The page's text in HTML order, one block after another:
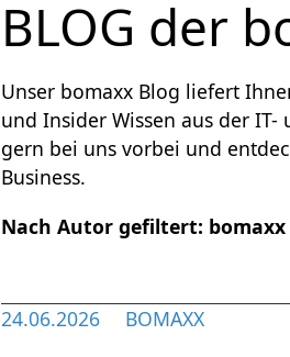
BLOG der
Unser bomaxx Blog liefert
und Insider Wissen aus der
gern bei uns vorbei und
Business.
Nach Autor gefiltert: bomaxx
24.06.2026 BOMAXX